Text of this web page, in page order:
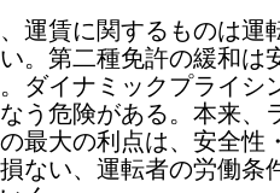
運賃に関するものは運
。第二種免許の緩和は
ダイナミックプライシ
う危険がある。本来、
最大の利点は、安全性
ない、運転者の労働条